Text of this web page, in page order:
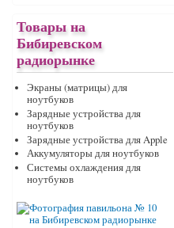
Товары на
Бибиревском
радиорынке
Экраны (матрицы) для
ноутбуков
Зарядные устройства для
ноутбуков
Зарядные устройства для Apple
Аккумуляторы для ноутбуков
Системы охлаждения для
ноутбуков